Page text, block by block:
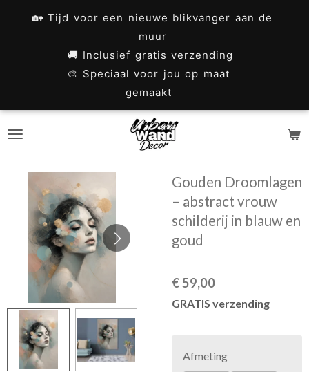
🏡 Tijd voor een nieuwe blikvanger aan de
muur
🚚 Inclusief gratis verzending
🎨 Speciaal voor jou op maat
gemaakt
Gouden Droomlagen
– abstract vrouw
schilderij in blauw en
goud
€ 59,00
GRATIS verzending
Afmeting